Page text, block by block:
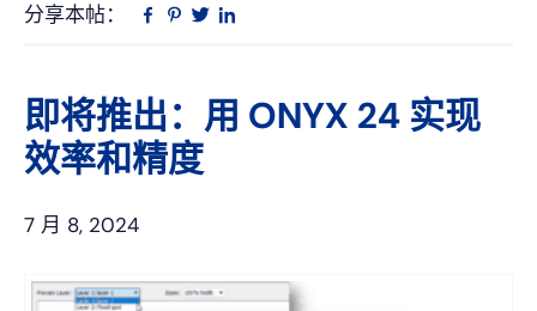
分享本帖：
在 品 推
即将推出：用 ONYX 24 实现
效率和精度
7 月 8, 2024